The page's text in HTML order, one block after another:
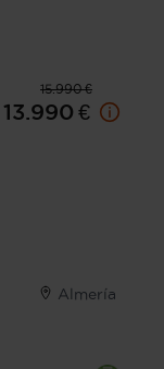
15.990 €
13.990 €
Almería